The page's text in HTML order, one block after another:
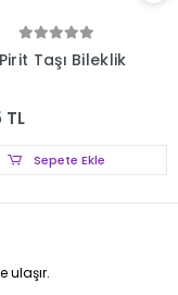
Taşı Bileklik
TL
Sepete Ekle
ulaşır.